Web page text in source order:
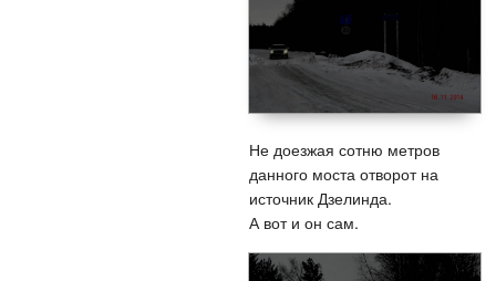
Не доезжая сотню метров
данного моста отворот на
источник Дзелинда.
А вот и он сам.